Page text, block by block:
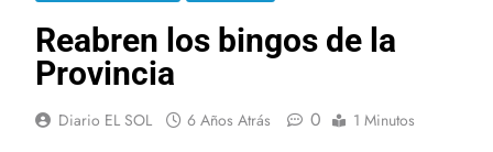
Reabren los bingos de la
Provincia
Diario EL SOL 6 Años Atrás 0 1 Minutos